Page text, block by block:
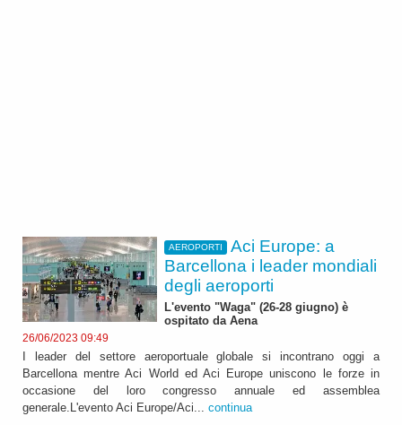
AEROPORTI
Aci Europe: a
Barcellona i leader mondiali
degli aeroporti
L'evento "Waga" (26-28 giugno) è
ospitato da Aena
26/06/2023 09:49
I leader del settore aeroportuale globale si incontrano oggi a
Barcellona mentre Aci World ed Aci Europe uniscono le forze in
occasione del loro congresso annuale ed assemblea
generale.L'evento Aci Europe/Aci... continua